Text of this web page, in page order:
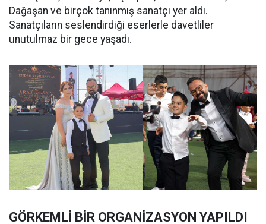
Dağaşan ve birçok tanınmış sanatçı yer aldı.
Sanatçıların seslendirdiği eserlerle davetliler
unutulmaz bir gece yaşadı.
GÖRKEMLİ BİR ORGANİZASYON YAPILDI